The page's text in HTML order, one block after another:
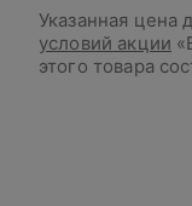
Указанная цена
условий акции
этого товара